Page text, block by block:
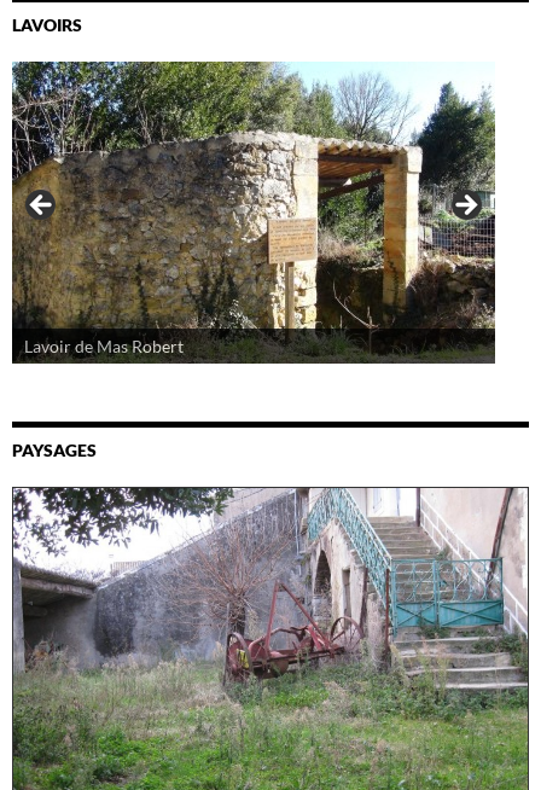
LAVOIRS
Lavoir de Mas Robert
PAYSAGES